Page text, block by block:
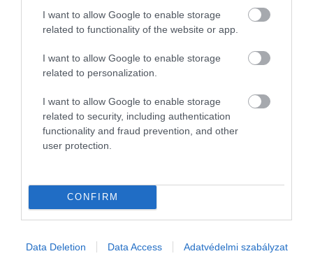
I want to allow Google to enable storage
related to functionality of the website or app.
I want to allow Google to enable storage
related to personalization.
I want to allow Google to enable storage
related to security, including authentication
functionality and fraud prevention, and other
user protection.
CONFIRM
Data Deletion Data Access Adatvédelmi szabályzat
Hiába magasabb papíron a minimálbér Nyugat-Európában, a
fizetések valódi értékét az árak döntik el. Az Eurostat friss adatai
előrelép…